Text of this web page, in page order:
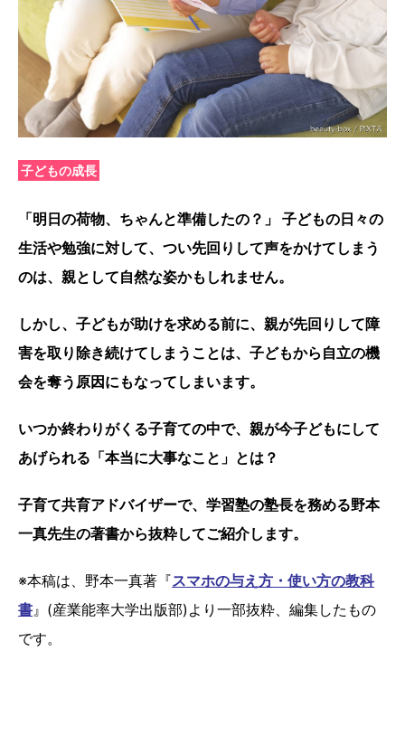
子どもの成長
「明日の荷物、ちゃんと準備したの？」 子どもの日々の
生活や勉強に対して、つい先回りして声をかけてしまう
のは、親として自然な姿かもしれません。
しかし、子どもが助けを求める前に、親が先回りして障
害を取り除き続けてしまうことは、子どもから自立の機
会を奪う原因にもなってしまいます。
いつか終わりがくる子育ての中で、親が今子どもにして
あげられる「本当に大事なこと」とは？
子育て共育アドバイザーで、学習塾の塾長を務める野本
一真先生の著書から抜粋してご紹介します。
※本稿は、野本一真著『スマホの与え方・使い方の教科
書 』(産業能率大学出版部)より一部抜粋、編集したもの
です。